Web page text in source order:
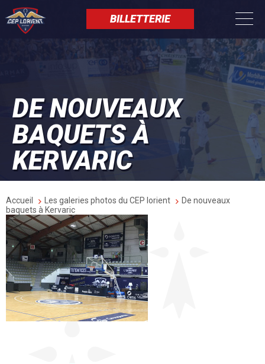
au
contenu
principal
BILLETTERIE
DE NOUVEAUX
BAQUETS À
KERVARIC
Fil
d'Ariane
Accueil Les galeries photos du CEP lorient
De nouveaux
baquets à Kervaric
Panneau de gestion des cookies